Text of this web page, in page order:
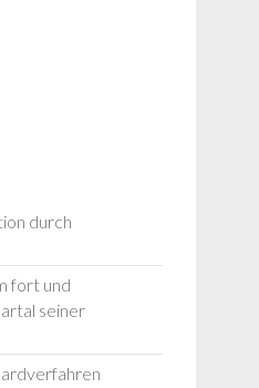
durch
fort und
seiner